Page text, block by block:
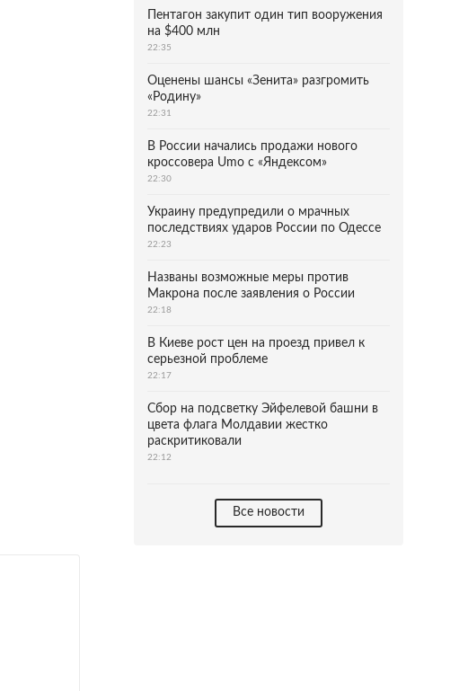
Пентагон закупит один тип вооружения
на $400 млн
22:35
Оценены шансы «Зенита» разгромить
«Родину»
22:31
В России начались продажи нового
кроссовера Umo с «Яндексом»
22:30
Украину предупредили о мрачных
последствиях ударов России по Одессе
22:23
Названы возможные меры против
Макрона после заявления о России
22:18
В Киеве рост цен на проезд привел к
серьезной проблеме
22:17
Сбор на подсветку Эйфелевой башни в
цвета флага Молдавии жестко
раскритиковали
22:12
Все новости